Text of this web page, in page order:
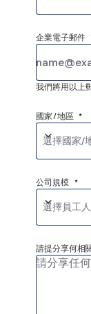
企業電子郵件
我們將用以上
國家/地區 *
選擇國家/
公司規模 *
選擇員工
請提分享何相